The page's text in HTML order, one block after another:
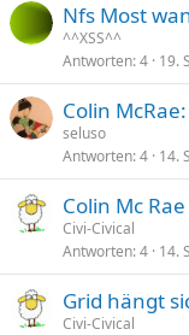
Nfs Most
^^XSS^^
Antworten 4 19.
Colin
seluso
Antworten 4 14.
Colin Mc
Civi-Civical
Antworten 4 14.
Grid hängt
Civi-Civical